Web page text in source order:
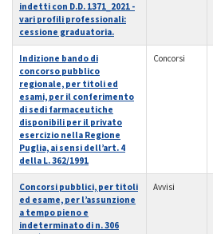
indetti con D.D. 1371_2021 -
vari profili professionali:
cessione graduatoria.
Indizione bando di
concorso pubblico
regionale, per titoli ed
esami, per il conferimento
di sedi farmaceutiche
disponibili per il privato
esercizio nella Regione
Puglia, ai sensi dell’art. 4
della L. 362/1991
Concorsi
Concorsi pubblici, per titoli
ed esame, per l’assunzione
a tempo pieno e
indeterminato di n. 306
Avvisi